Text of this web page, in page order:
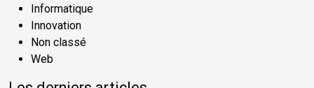
Informatique
Innovation
Non classé
Web